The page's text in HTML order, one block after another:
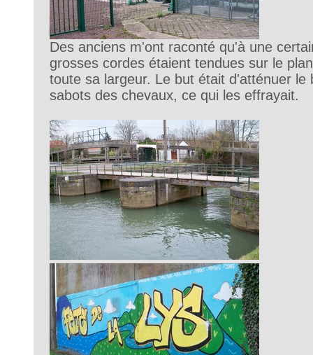
Des anciens m'ont raconté qu'à une
grosses cordes étaient tendues sur le
toute sa largeur. Le but était d'atténuer le
sabots des chevaux, ce qui les effrayait.